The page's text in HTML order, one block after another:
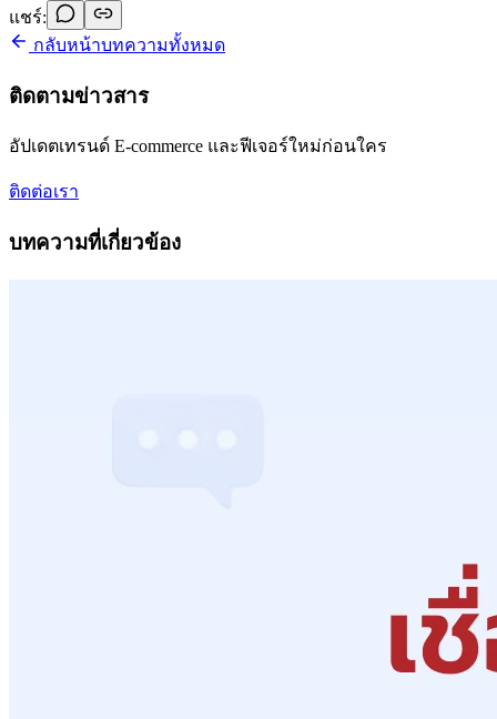
แชร์:
กลับหน้าบทความทั้งหมด
ติดตามข่าวสาร
อัปเดตเทรนด์ E-commerce และฟีเจอร์ใหม่ก่อนใคร
ติดต่อเรา
บทความที่เกี่ยวข้อง